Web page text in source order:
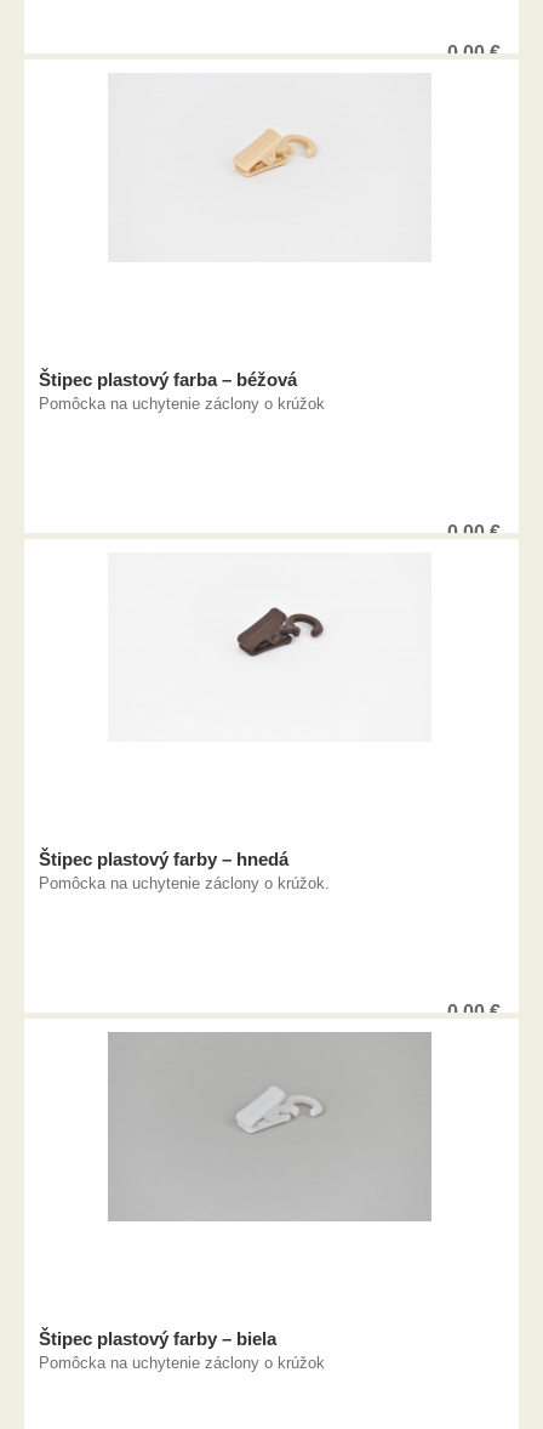
0,00€
Štipec plastový farba – béžová
Pomôcka na uchytenie záclony o krúžok
0,00€
Štipec plastový farby – hnedá
Pomôcka na uchytenie záclony o krúžok.
0,00€
Štipec plastový farby – biela
Pomôcka na uchytenie záclony o krúžok